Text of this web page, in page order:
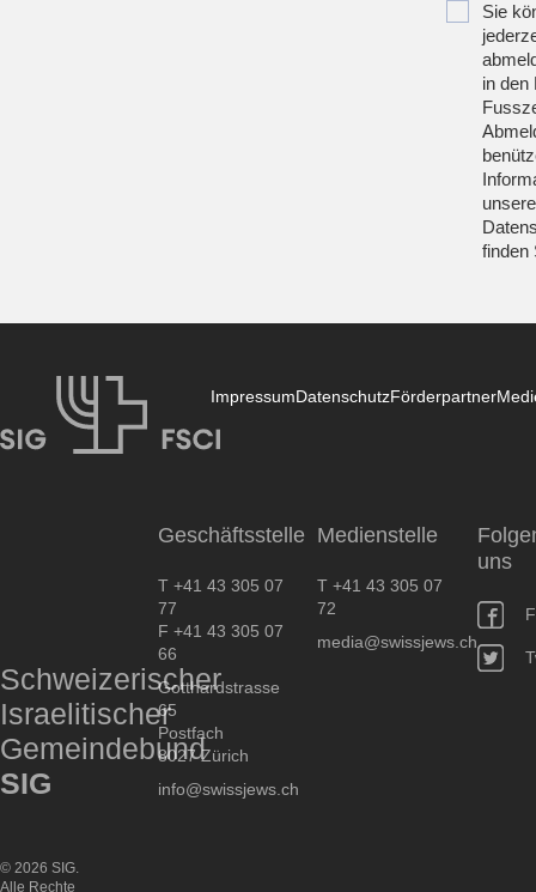
Sie
in den
finden
ImpressumDatenschutzFörderpartner
Schweizerischer
Israelitischer
Gemeindebund
SIG
Geschäftsstelle
T +41 43 305 07
77
F +41 43 305 07
66
Gotthardstrasse
65
Postfach
8027 Zürich
info@swissjews.ch
Medienstelle
T +41 43 305 07
72
media@swissjews.ch
uns
© 2026 SIG.
Alle Rechte